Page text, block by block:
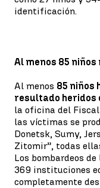
identificación.
Al menos 85
Al menos 85 niños
resultado heridos
la oficina del Fiscal
las víctimas se
Donetsk, Sumy,
Zitomir”, todas
Los bombardeos
369 instituciones
completamente